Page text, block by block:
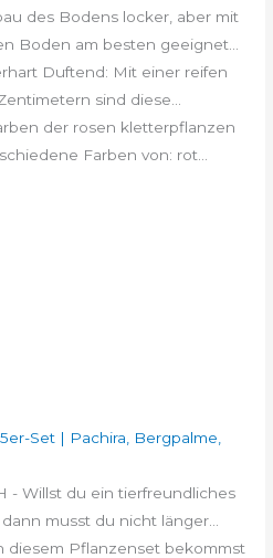
des Bodens locker, aber mit
Boden am besten geeignet...
Duftend: Mit einer reifen
sind diese...
der rosen kletterpflanzen
Farben von: rot...
Set | Pachira, Bergpalme,
- Willst du ein tierfreundliches
musst du nicht länger...
diesem Pflanzenset bekommst